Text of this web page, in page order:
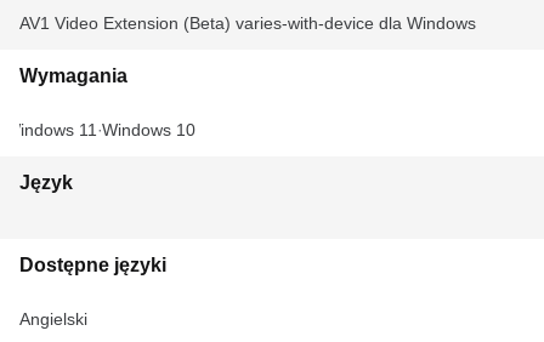
AV1 Video Extension (Beta) varies-with-device dla Windows
Wymagania
Windows 11 Windows 10
Język
Dostępne języki
Angielski